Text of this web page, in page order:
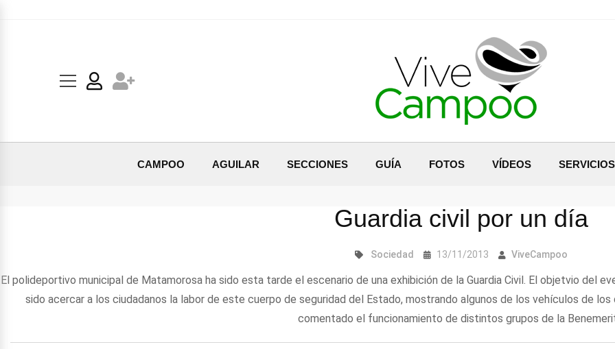
CAMPOO AGUILAR SECCIONES GUÍA FOTOS VÍDEOS SERVICIOS
Guardia civil por un día
Sociedad 13/11/2013 ViveCampoo
El polideportivo municipal de Matamorosa ha sido esta tarde el escenario de una exhibición de la Guardia Civil. El objetvio del
sido acercar a los ciudadanos la labor de este cuerpo de seguridad del Estado, mostrando algunos de los vehículos de
comentado el funcionamiento de distintos grupos de la